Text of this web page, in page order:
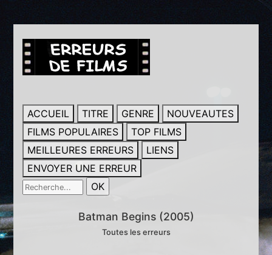
ACCUEIL TITRE GENRE
NOUVEAUTES
FILMS POPULAIRES
TOP FILMS
MEILLEURES ERREURS
LIENS
ENVOYER UNE ERREUR
Batman Begins (2005)
Toutes les erreurs